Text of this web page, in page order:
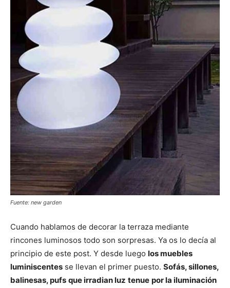
Fuente: new garden
Cuando hablamos de decorar la terraza mediante
rincones luminosos todo son sorpresas. Ya os lo decía al
principio de este post. Y desde luego los muebles
luminiscentes se llevan el primer puesto. Sofás, sillones,
balinesas, pufs que irradian luz tenue por la iluminación